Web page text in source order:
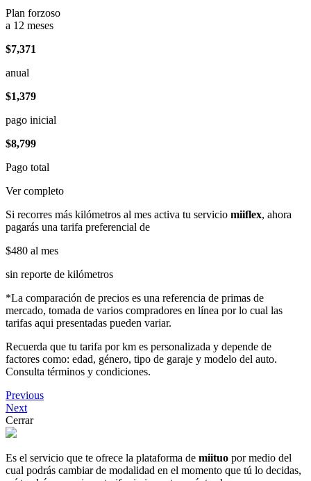
Plan forzoso
a 12 meses
$7,371
anual
$1,379
pago inicial
$8,799
Pago total
Ver completo
Si recorres más kilómetros al mes activa tu servicio miiflex, ahora
pagarás una tarifa preferencial de
$480 al mes
sin reporte de kilómetros
*La comparación de precios es una referencia de primas de
mercado, tomada de varios compradores en línea por lo cual las
tarifas aqui presentadas pueden variar.
Recuerda que tu tarifa por km es personalizada y depende de
factores como: edad, género, tipo de garaje y modelo del auto.
Consulta términos y condiciones.
Previous
Next
Cerrar
Es el servicio que te ofrece la plataforma de miituo por medio del
cual podrás cambiar de modalidad en el momento que tú lo decidas,